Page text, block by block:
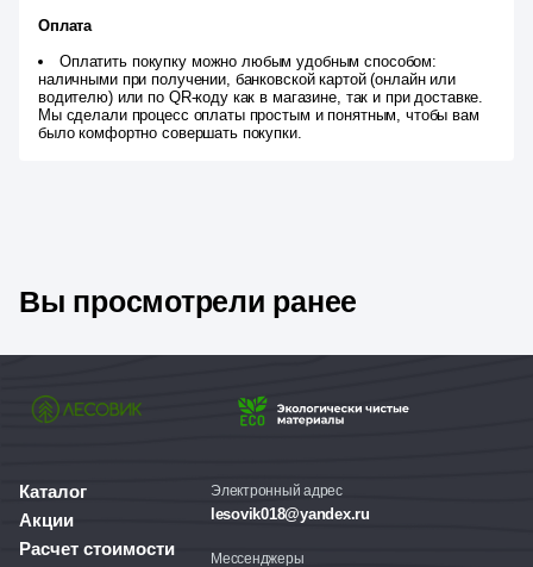
Оплата
Оплатить покупку можно любым удобным способом:
наличными при получении, банковской картой (онлайн или
водителю) или по QR-коду как в магазине, так и при доставке.
Мы сделали процесс оплаты простым и понятным, чтобы вам
было комфортно совершать покупки.
Вы просмотрели ранее
Каталог
Акции
Расчет стоимости
Электронный адрес
lesovik018@yandex.ru
Мессенджеры